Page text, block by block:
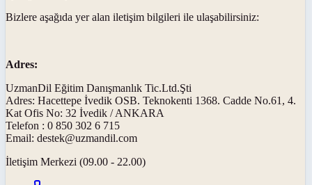
Bizlere aşağıda yer alan iletişim bilgileri ile ulaşabilirsiniz:
Adres:
UzmanDil Eğitim Danışmanlık Tic.Ltd.Şti
Adres: Hacettepe İvedik OSB. Teknokenti 1368. Cadde No.61, 4.
Kat Ofis No: 32 İvedik / ANKARA
Telefon : 0 850 302 6 715
Email: destek@uzmandil.com
İletişim Merkezi (09.00 - 22.00)